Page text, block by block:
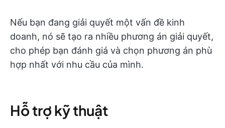
Nếu bạn đang giải quyết một vấn đề kinh
doanh, nó sẽ tạo ra nhiều phương án giải quyết,
cho phép bạn đánh giá và chọn phương án phù
hợp nhất với nhu cầu của mình.
Hỗ trợ kỹ thuật